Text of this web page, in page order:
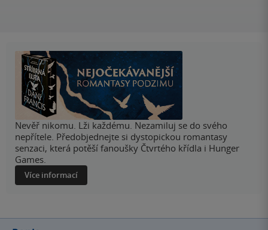
Nevěř nikomu. Lži každému. Nezamiluj se do svého
nepřítele. Předobjednejte si dystopickou romantasy
senzaci, která potěší fanoušky Čtvrtého křídla i Hunger
Games.
Více informací